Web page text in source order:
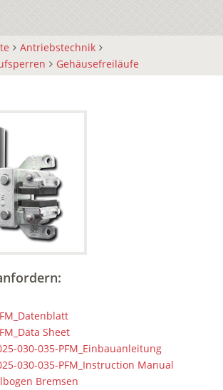
Antriebstechnik
Gehäusefreiläufe
Sheet
030-035-PFM_Einbauanleitung
030-035-PFM_Instruction Manual
Bremsen